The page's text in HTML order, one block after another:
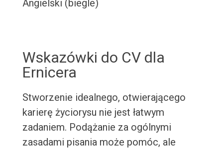
Angielski (biegle)
Wskazówki do CV dla
Ernicera
Stworzenie idealnego, otwierającego
karierę życiorysu nie jest łatwym
zadaniem. Podążanie za ogólnymi
zasadami pisania może pomóc, ale